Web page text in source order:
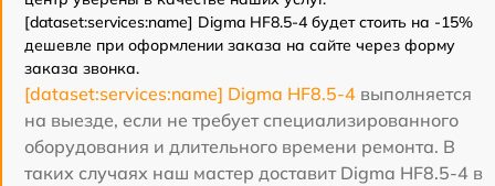
[dataset:services:name] Digma HF8.5-4 будет стоить на -15%
дешевле при оформлении заказа на сайте через форму
заказа звонка.
[dataset:services:name] Digma HF8.5-4 выполняется
на выезде, если не требует специализированного
оборудования и длительного времени ремонта. В
таких случаях наш мастер доставит Digma HF8.5-4 в